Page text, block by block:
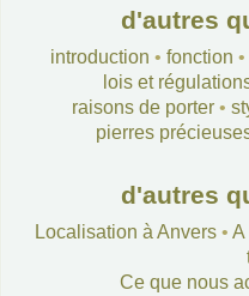
d'autres
introduction • fonction •
lois et
raisons de porter•
pierres
d'autres
Localisation à Anvers• A
Ce que nous